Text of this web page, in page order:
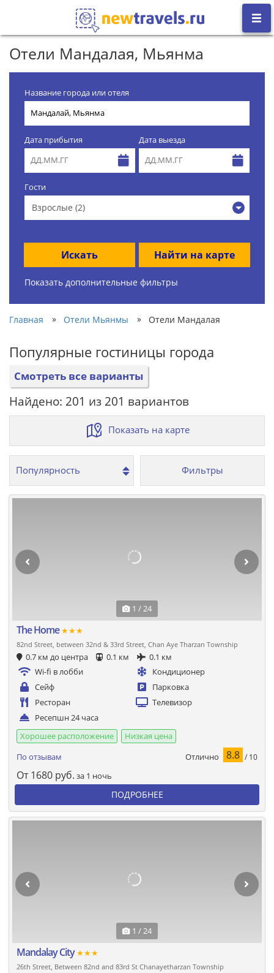
Отели Мандалая, Мьянма
Название города или отеля
Дата прибытия Дата выезда
Гости
Взрослые (2)
Искать Найти на карте
Показать дополнительные фильтры
Главная » Отели Мьянмы » Отели Мандалая
Популярные гостиницы города
Смотреть все варианты
Найдено: 201 из 201 вариантов
Показать на карте
Фильтры
1 / 24
The Home★★★
82nd Street, between 32nd & 33rd Street, Chan Aye Tharzan Township
0.7 км до центра 0.1 км
0.1 км
Wi-fi в лобби
Кондиционер
Сейф
Парковка
Ресторан
Телевизор
Ресепшн 24 часа
Хорошее расположение
Низкая цена
По отзывам
Отлично 8.8 / 10
От 1680 руб. за 1 ночь
ПОДРОБНЕЕ
1 / 24
Mandalay City★★★
26th Street, Between 82nd and 83rd St Chanayetharzan Township